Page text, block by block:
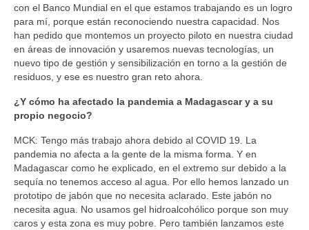
con el Banco Mundial en el que estamos trabajando es un logro
para mí, porque están reconociendo nuestra capacidad. Nos
han pedido que montemos un proyecto piloto en nuestra ciudad
en áreas de innovación y usaremos nuevas tecnologías, un
nuevo tipo de gestión y sensibilización en torno a la gestión de
residuos, y ese es nuestro gran reto ahora.
¿Y cómo ha afectado la pandemia a Madagascar y a su
propio negocio?
MCK: Tengo más trabajo ahora debido al COVID 19. La
pandemia no afecta a la gente de la misma forma. Y en
Madagascar como he explicado, en el extremo sur debido a la
sequía no tenemos acceso al agua. Por ello hemos lanzado un
prototipo de jabón que no necesita aclarado. Este jabón no
necesita agua. No usamos gel hidroalcohólico porque son muy
caros y esta zona es muy pobre. Pero también lanzamos este